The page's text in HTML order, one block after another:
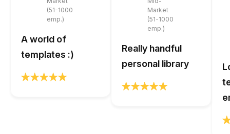
(51-1000
emp.)
A world of
templates :)
Market
(51-1000
emp.)
Really handful
personal library